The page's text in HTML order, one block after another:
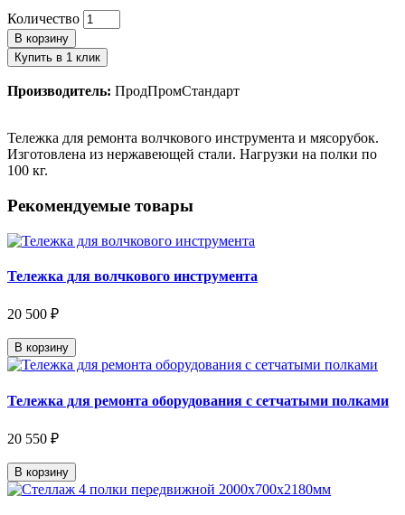
Количество
В корзину
Купить в 1 клик
Производитель: ПродПромСтандарт
Тележка для ремонта волчкового инструмента и мясорубок.
Изготовлена из нержавеющей стали. Нагрузки на полки по
100 кг.
Рекомендуемые товары
Тележка для волчкового инструмента
20 500 ₽
В корзину
Тележка для ремонта оборудования с сетчатыми полками
20 550 ₽
В корзину